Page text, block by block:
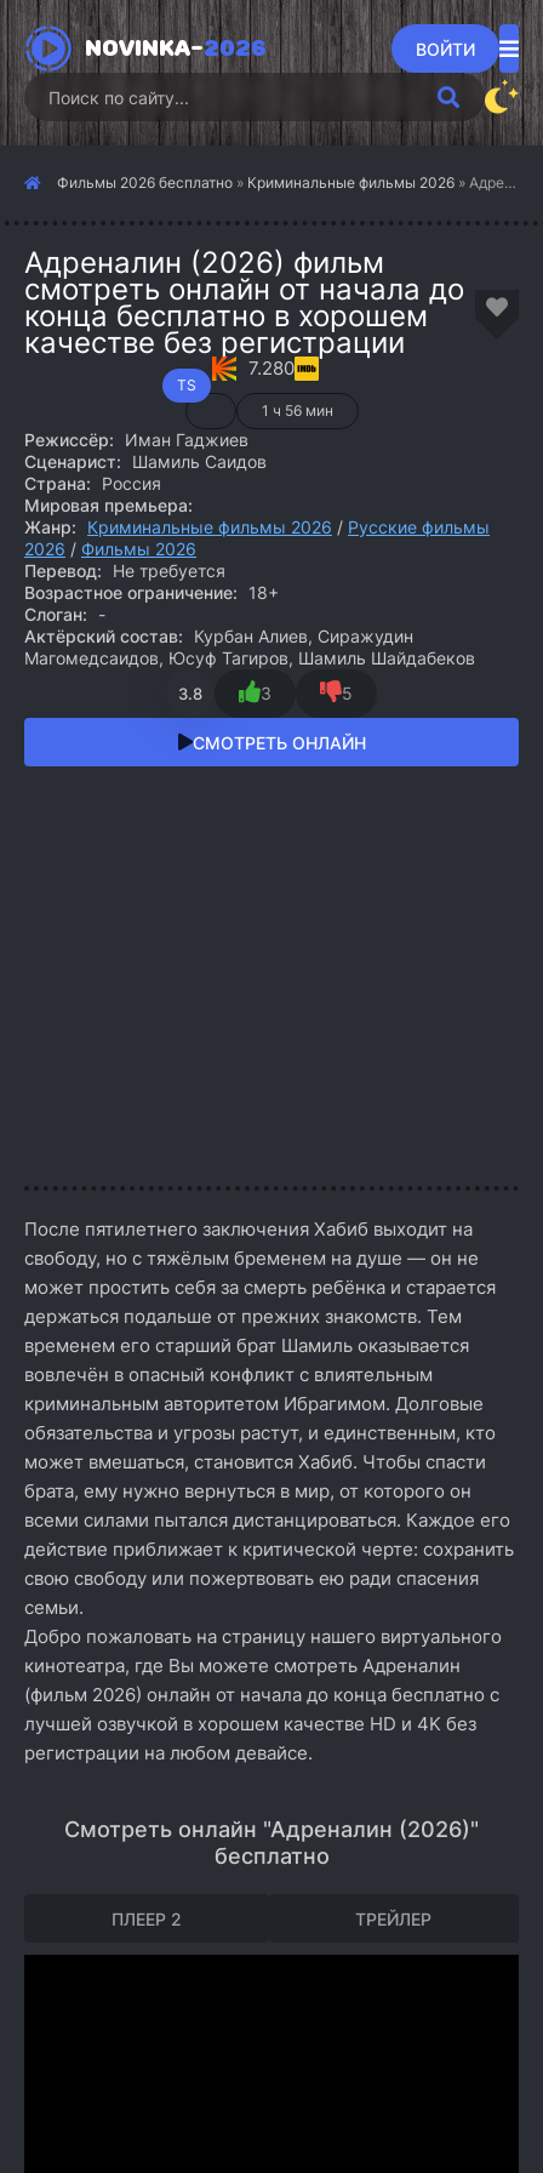
NOVINKA-2026 ВОЙТИ
Фильмы 2026 бесплатно » Криминальные фильмы 2026 » Адреналин (2026)
Адреналин (2026) фильм
смотреть онлайн от начала до
конца бесплатно в хорошем
качестве без регистрации
TS
7.280
1 ч 56 мин
Режиссёр:
Иман Гаджиев
Сценарист:
Шамиль Саидов
Страна:
Россия
Мировая премьера:
Жанр:
Криминальные фильмы 2026 / Русские фильмы
2026 / Фильмы 2026
Перевод:
Не требуется
Возрастное ограничение:
18+
Слоган:
-
Актёрский состав:
Курбан Алиев, Сиражудин
Магомедсаидов, Юсуф Тагиров, Шамиль Шайдабеков
3.8 3 5
СМОТРЕТЬ ОНЛАЙН
После пятилетнего заключения Хабиб выходит на
свободу, но с тяжёлым бременем на душе — он не
может простить себя за смерть ребёнка и старается
держаться подальше от прежних знакомств. Тем
временем его старший брат Шамиль оказывается
вовлечён в опасный конфликт с влиятельным
криминальным авторитетом Ибрагимом. Долговые
обязательства и угрозы растут, и единственным, кто
может вмешаться, становится Хабиб. Чтобы спасти
брата, ему нужно вернуться в мир, от которого он
всеми силами пытался дистанцироваться. Каждое его
действие приближает к критической черте: сохранить
свою свободу или пожертвовать ею ради спасения
семьи.
Добро пожаловать на страницу нашего виртуального
кинотеатра, где Вы можете смотреть Адреналин
(фильм 2026) онлайн от начала до конца бесплатно с
лучшей озвучкой в хорошем качестве HD и 4K без
регистрации на любом девайсе.
Смотреть онлайн "Адреналин (2026)"
бесплатно
ПЛЕЕР 2 ТРЕЙЛЕР